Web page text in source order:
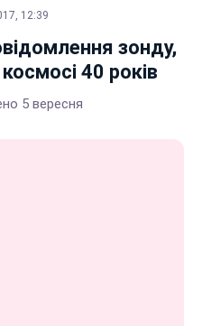
12:39
зонду,
40 років
5 вересня